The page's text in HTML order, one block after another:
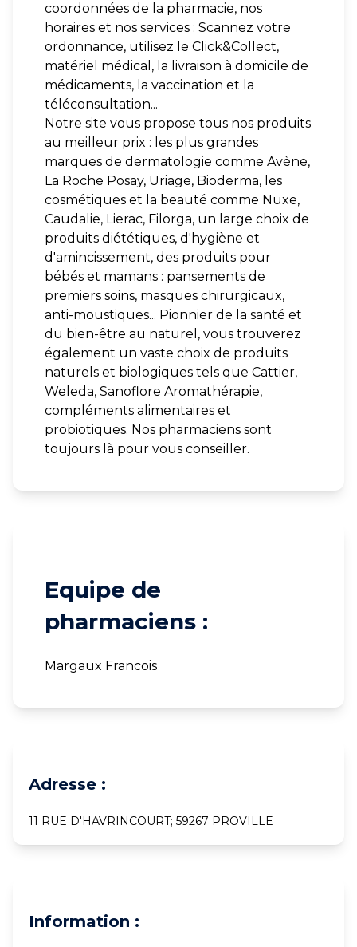
coordonnées de la pharmacie, nos
horaires et nos services : Scannez votre
ordonnance, utilisez le Click&Collect,
matériel médical, la livraison à domicile de
médicaments, la vaccination et la
téléconsultation...
Notre site vous propose tous nos produits
au meilleur prix : les plus grandes
marques de dermatologie comme Avène,
La Roche Posay, Uriage, Bioderma, les
cosmétiques et la beauté comme Nuxe,
Caudalie, Lierac, Filorga, un large choix de
produits diététiques, d'hygiène et
d'amincissement, des produits pour
bébés et mamans : pansements de
premiers soins, masques chirurgicaux,
anti-moustiques... Pionnier de la santé et
du bien-être au naturel, vous trouverez
également un vaste choix de produits
naturels et biologiques tels que Cattier,
Weleda, Sanoflore Aromathérapie,
compléments alimentaires et
probiotiques. Nos pharmaciens sont
toujours là pour vous conseiller.
Equipe de
pharmaciens :
Margaux Francois
Adresse :
11 RUE D'HAVRINCOURT; 59267 PROVILLE
Information :